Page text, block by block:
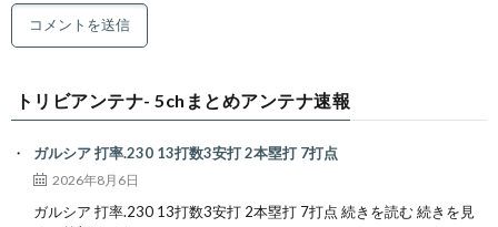
トリビアンテナ- 5chまとめアンテナ速報
ガルシア 打率.230 13打数3安打 2本塁打 7打点
2026年8月6日
ガルシア 打率.230 13打数3安打 2本塁打 7打点 続きを読む 続きを見